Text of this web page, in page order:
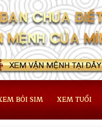
BÓI SIM XEM TUỔI